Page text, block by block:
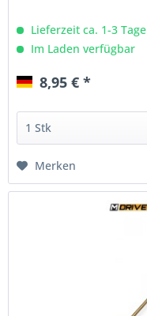
Lieferzeit ca. 1-3 Tage
Im Laden verfügbar
8,95 € *
Merken